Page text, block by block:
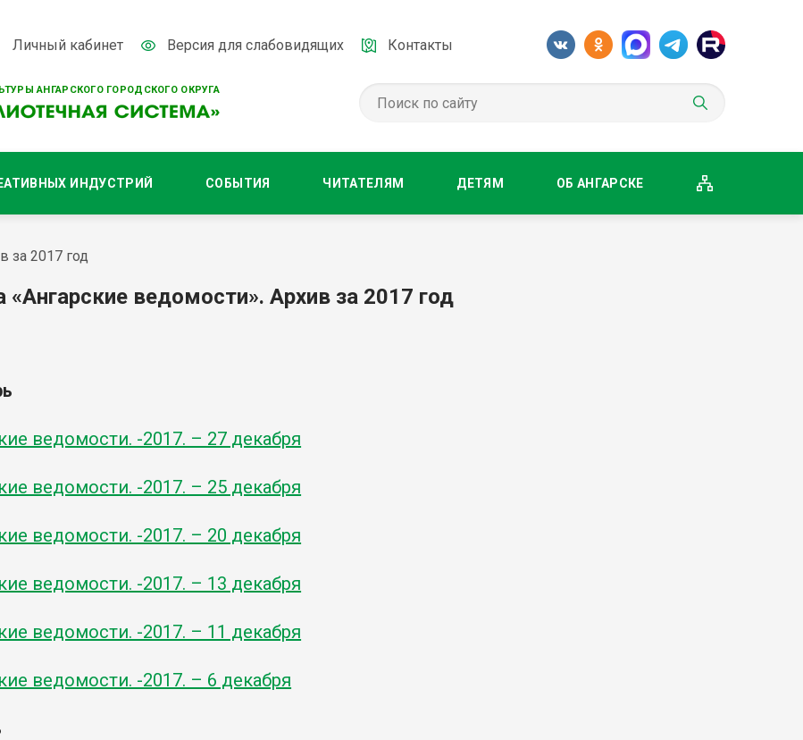
АНГАРСКОГО ГОРОДСКОГО ОКРУГА
Личный кабинет Версия для слабовидящих Контакты
ИНДУСТРИЙ СОБЫТИЯ ЧИТАТЕЛЯМ ДЕТЯМ ОБ АНГАРСКЕ
за 2017 год
«Ангарские ведомости». Архив за 2017 год
ведомости. -2017. – 27 декабря
ведомости. -2017. – 25 декабря
ведомости. -2017. – 20 декабря
ведомости. -2017. – 13 декабря
ведомости. -2017. – 11 декабря
ведомости. -2017. – 6 декабря